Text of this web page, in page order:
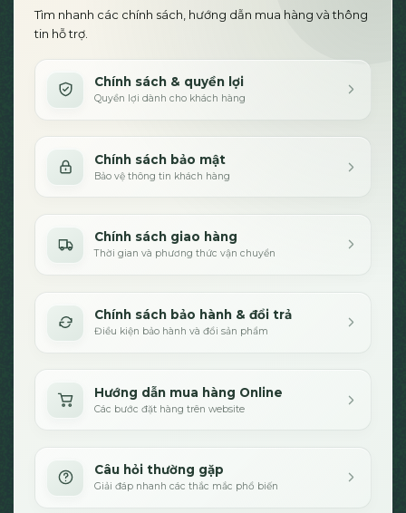
Tìm nhanh các chính sách, hướng dẫn mua hàng và thông
tin hỗ trợ.
Chính sách & quyền lợi
Quyền lợi dành cho khách hàng
Chính sách bảo mật
Bảo vệ thông tin khách hàng
Chính sách giao hàng
Thời gian và phương thức vận chuyển
Chính sách bảo hành & đổi trả
Điều kiện bảo hành và đổi sản phẩm
Hướng dẫn mua hàng Online
Các bước đặt hàng trên website
Câu hỏi thường gặp
Giải đáp nhanh các thắc mắc phổ biến